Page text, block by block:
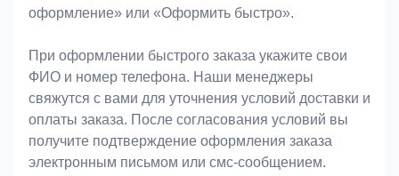
оформление» или «Оформить быстро».
При оформлении быстрого заказа укажите свои
ФИО и номер телефона. Наши менеджеры
свяжутся с вами для уточнения условий доставки и
оплаты заказа. После согласования условий вы
получите подтверждение оформления заказа
электронным письмом или смс-сообщением.